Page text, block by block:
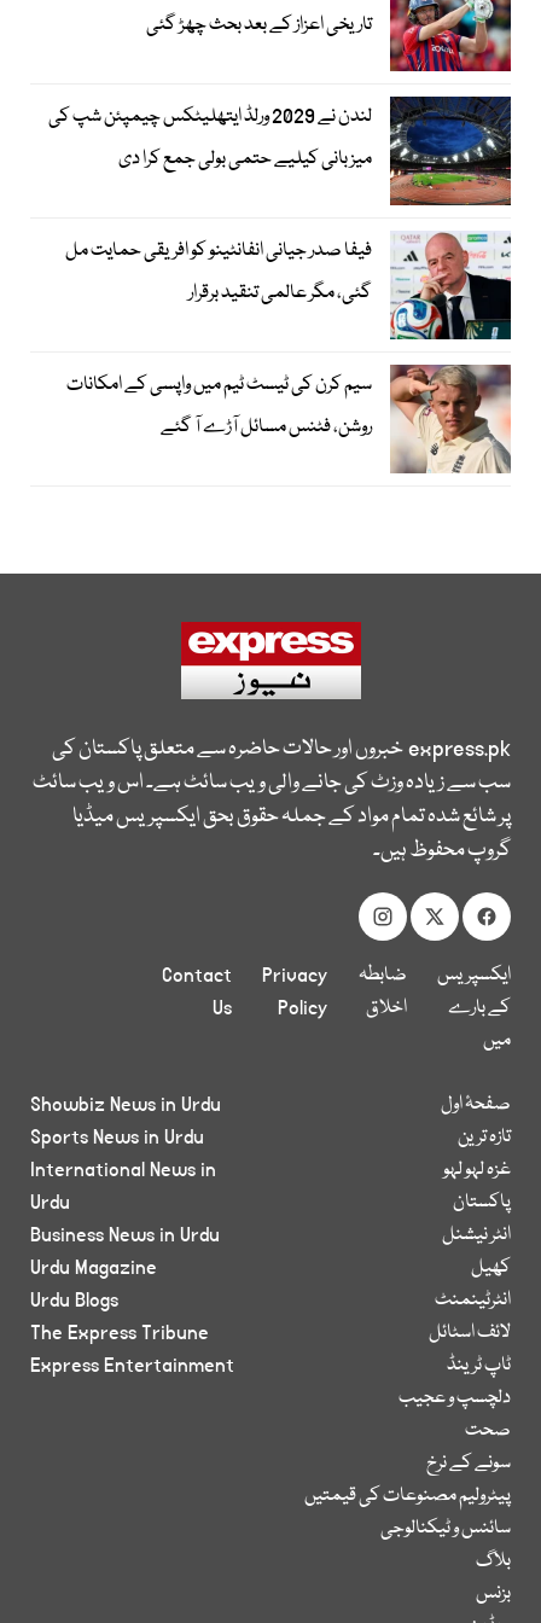
تاریخی اعزاز کے بعد بحث چھڑ گئی
لندن نے 2029 ورلڈ ایتھلیٹکس چیمپئن شپ کی
میزبانی کیلیے حتمی بولی جمع کرا دی
فیفا صدر جیانی انفانٹینو کو افریقی حمایت مل
گئی، مگر عالمی تنقید برقرار
سیم کرن کی ٹیسٹ ٹیم میں واپسی کے امکانات
روشن، فٹنس مسائل آڑے آ گئے
express.pkخبروں اور حالات حاضرہ سے متعلق پاکستان کی
سب سے زیادہ وزٹ کی جانے والی ویب سائٹ ہے۔ اس ویب سائٹ
پر شائع شدہ تمام مواد کے جملہ حقوق بحق ایکسپریس میڈیا
گروپ محفوظ ہیں۔
ایکسپریس
کے بارے
میں
ضابطہ
اخلاق
Privacy
Policy
Contact
Us
صفحۂ اول
تازہ ترین
غزہ لہو لہو
پاکستان
انٹر نیشنل
کھیل
انٹرٹینمنٹ
لائف اسٹائل
ٹاپ ٹرینڈ
دلچسپ و عجیب
صحت
سونے کے نرخ
پیٹرولیم مصنوعات کی قیمتیں
سائنس و ٹیکنالوجی
بلاگ
بزنس
Showbiz News in Urdu
Sports News in Urdu
International News in
Urdu
Business News in Urdu
Urdu Magazine
Urdu Blogs
The Express Tribune
Express Entertainment